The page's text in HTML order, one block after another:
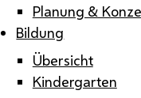
Planung &
Bildung
Übersicht
Kindergarten